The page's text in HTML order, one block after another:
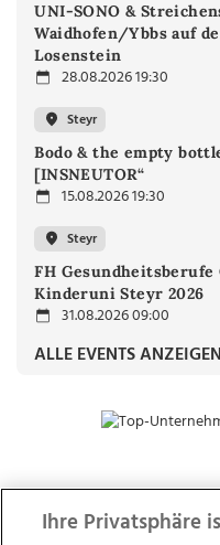
UNI-SONO &
Waidhofen/Ybbs auf
Losenstein
28.08.2026 19:30
Steyr
Bodo & the empty
[INSNEUTOR“
15.08.2026 19:30
Steyr
FH Gesundheitsberufe
Kinderuni Steyr 2026
31.08.2026 09:00
ALLE EVENTS ANZEIGEN
ZUR
Ihre Privatsphäre